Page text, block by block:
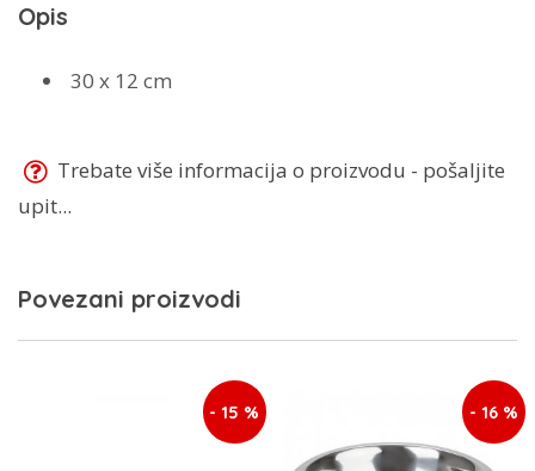
Opis
30 x 12 cm
Trebate više informacija o proizvodu - pošaljite
upit...
Povezani proizvodi
- 15 % - 16 %